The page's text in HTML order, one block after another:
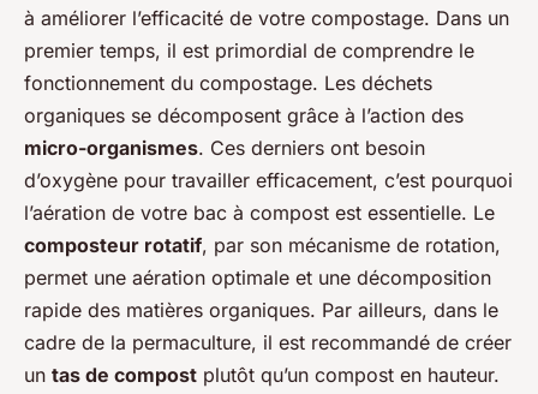
à améliorer l’efficacité de votre compostage. Dans un
premier temps, il est primordial de comprendre le
fonctionnement du compostage. Les déchets
organiques se décomposent grâce à l’action des
micro-organismes. Ces derniers ont besoin
d’oxygène pour travailler efficacement, c’est pourquoi
l’aération de votre bac à compost est essentielle. Le
composteur rotatif, par son mécanisme de rotation,
permet une aération optimale et une décomposition
rapide des matières organiques. Par ailleurs, dans le
cadre de la permaculture, il est recommandé de créer
un tas de compost plutôt qu’un compost en hauteur.